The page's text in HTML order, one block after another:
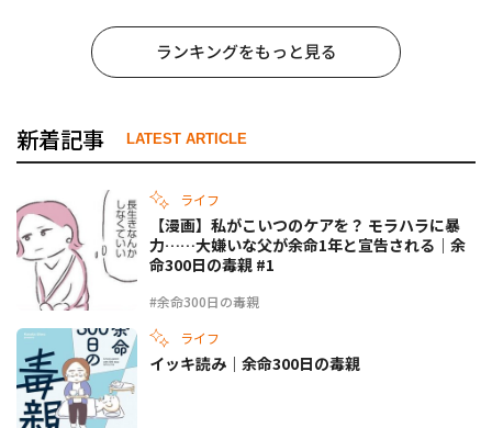
ランキングをもっと見る
新着記事 LATEST ARTICLE
ライフ
#余命300日の毒親
【漫画】私がこいつのケアを？ モラハラに暴
力……大嫌いな父が余命1年と宣告される｜余
命300日の毒親 #1
ライフ
イッキ読み｜余命300日の毒親